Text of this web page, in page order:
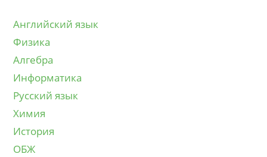
Английский язык
Физика
Алгебра
Информатика
Русский язык
Химия
История
ОБЖ